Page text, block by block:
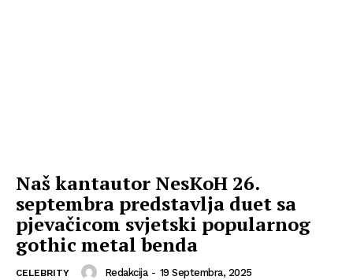
Naš kantautor NesKoH 26.
septembra predstavlja duet sa
pjevačicom svjetski popularnog
gothic metal benda
CELEBRITY Redakcija - 19 Septembra, 2025